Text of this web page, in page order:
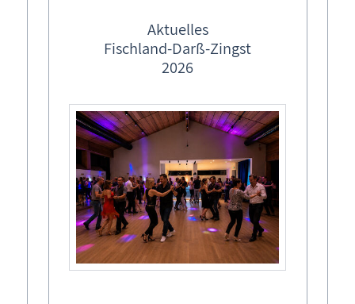
Kranichbeobachtung
Seebrücken
Sturmflutschutz Ostzingst
Seenotrettung Wustrow
Zingster Badewesen
Sehenswertes
Traditionelles
Fischland-Darß-Zingst Ostsee und Bodden
Badewesen, Badekultur, Bademoden,
Baderegeln
Zingster Badewesen
Aktuelles
Fischland-Darß-Zingst
2026